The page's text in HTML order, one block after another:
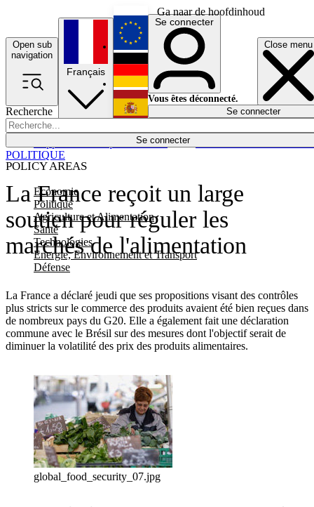
Ga naar de hoofdinhoud
Open sub
navigation
Close menu
Recherche
Se connecter
POLICY AREAS
Economie
Politique
Agriculture et Alimentation
Santé
Technologies
Energie, Environnement et Transport
Défense
Économie
Français
English
Deutsch
Español
Se connecter
Vous êtes déconnecté.
Se connecter
La France reçoit un large
soutien pour réguler les
marchés de l'alimentation
La France a déclaré jeudi que ses propositions visant des contrôles
plus stricts sur le commerce des produits avaient été bien reçues dans
de nombreux pays du G20. Elle a également fait une déclaration
commune avec le Brésil sur des mesures dont l'objectif serait de
diminuer la volatilité des prix des produits alimentaires.
POLITIQUE
global_food_security_07.jpg